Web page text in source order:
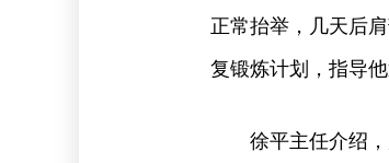
正常抬举，几天后
复锻炼计划，指导
徐平主任介绍